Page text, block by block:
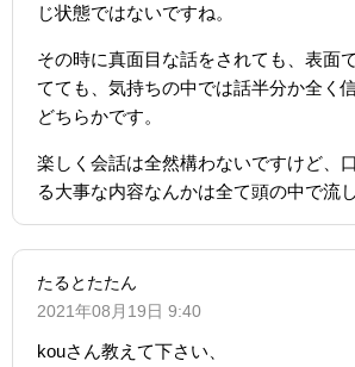
じ状態ではないですね。
その時に真面目な話をされても、表面
てても、気持ちの中では話半分か全く
どちらかです。
楽しく会話は全然構わないですけど、
る大事な内容なんかは全て頭の中で流
たるとたたん
2021年08月19日 9:40
kouさん教えて下さい、